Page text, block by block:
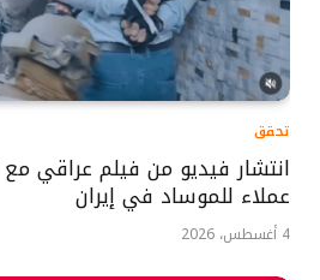
تحقق
انتشار فيديو من فيلم عراقي مع
عملاء للموساد في إيران
4 أغسطس، 2026